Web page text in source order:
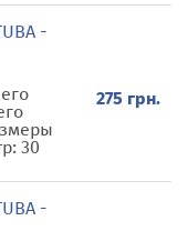
-
30
275 грн.
-